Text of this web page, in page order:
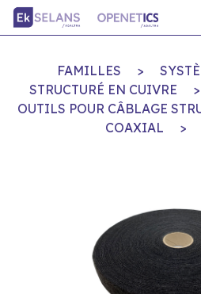
FAMILLES >
STRUCTURÉ EN CUIVRE
>
OUTILS POUR CÂBLAGE
COAXIAL
>